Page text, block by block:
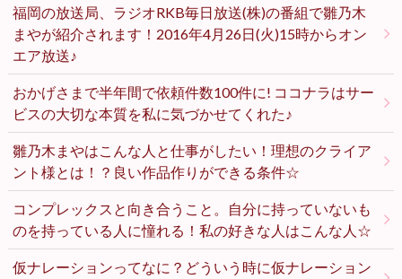
福岡の放送局、ラジオRKB毎日放送(株)の番組で雛乃木
まやが紹介されます！2016年4月26日(火)15時からオン
エア放送♪
おかげさまで半年間で依頼件数100件に! ココナラはサー
ビスの大切な本質を私に気づかせてくれた♪
雛乃木まやはこんな人と仕事がしたい！理想のクライア
ント様とは！？良い作品作りができる条件☆
コンプレックスと向き合うこと。自分に持っていないも
のを持っている人に憧れる！私の好きな人はこんな人☆
仮ナレーションってなに？どういう時に仮ナレーション